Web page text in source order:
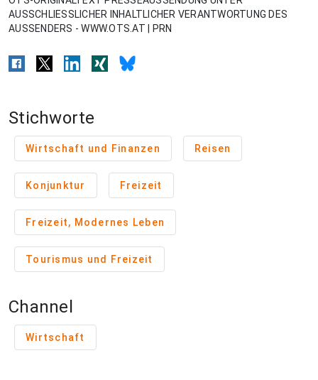
AUSSCHLIESSLICHER INHALTLICHER VERANTWORTUNG DES
AUSSENDERS - WWW.OTS.AT | PRN
Stichworte
Wirtschaft und Finanzen Reisen
Konjunktur Freizeit
Freizeit, Modernes Leben
Tourismus und Freizeit
Channel
Wirtschaft